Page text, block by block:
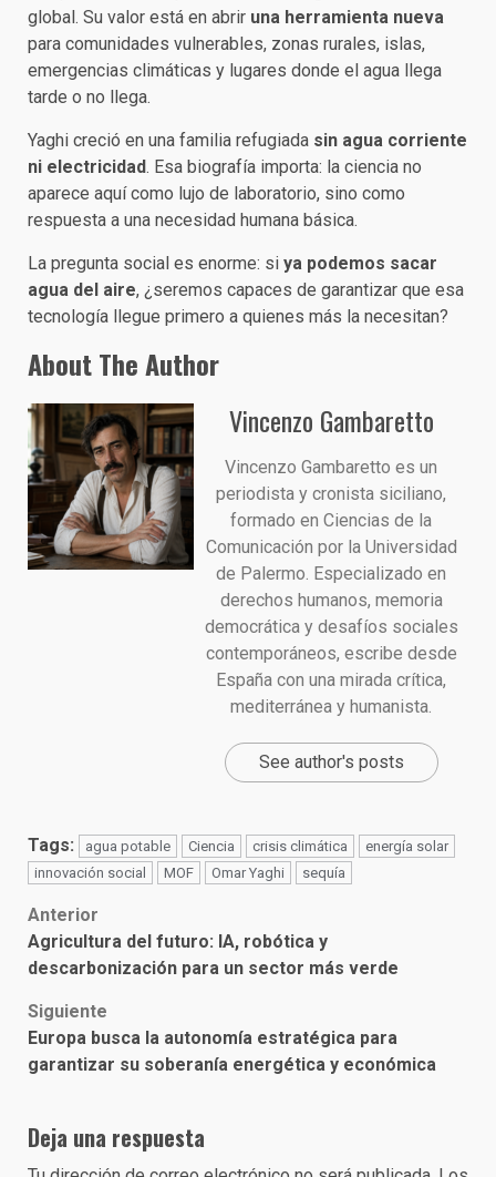
global. Su valor está en abrir una herramienta nueva
para comunidades vulnerables, zonas rurales, islas,
emergencias climáticas y lugares donde el agua llega
tarde o no llega.
Yaghi creció en una familia refugiada sin agua corriente
ni electricidad. Esa biografía importa: la ciencia no
aparece aquí como lujo de laboratorio, sino como
respuesta a una necesidad humana básica.
La pregunta social es enorme: si ya podemos sacar
agua del aire, ¿seremos capaces de garantizar que esa
tecnología llegue primero a quienes más la necesitan?
About The Author
Vincenzo Gambaretto
Vincenzo Gambaretto es un
periodista y cronista siciliano,
formado en Ciencias de la
Comunicación por la Universidad
de Palermo. Especializado en
derechos humanos, memoria
democrática y desafíos sociales
contemporáneos, escribe desde
España con una mirada crítica,
mediterránea y humanista.
See author's posts
Tags: agua potable Ciencia crisis climática
energía solar
innovación social
MOF Omar Yaghi sequía
Post
navigation
Anterior
Agricultura del futuro: IA, robótica y
descarbonización para un sector más verde
Siguiente
Europa busca la autonomía estratégica para
garantizar su soberanía energética y económica
Deja una respuesta